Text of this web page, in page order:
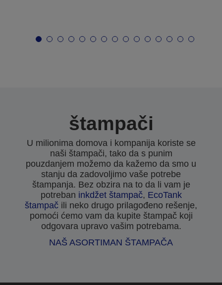
štampači
U milionima domova i kompanija koriste se
naši štampači, tako da s punim
pouzdanjem možemo da kažemo da smo u
stanju da zadovoljimo vaše potrebe
štampanja. Bez obzira na to da li vam je
potreban inkdžet štampač, EcoTank
štampač ili neko drugo prilagođeno rešenje,
pomoći ćemo vam da kupite štampač koji
odgovara upravo vašim potrebama.
NAŠ ASORTIMAN ŠTAMPAČA